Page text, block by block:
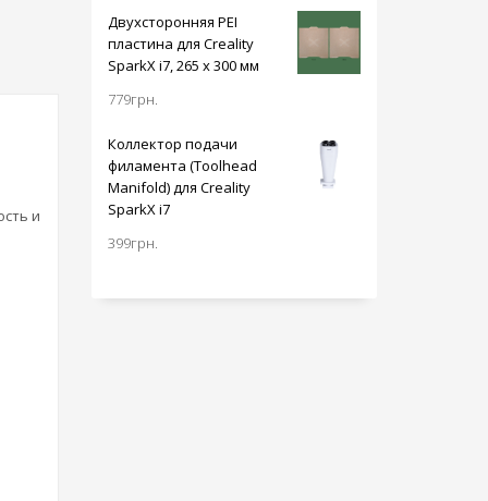
и
Двухсторонняя PEI
пластина для Creality
SparkX i7, 265 x 300 мм
779грн.
Коллектор подачи
филамента (Toolhead
Manifold) для Creality
SparkX i7
399грн.